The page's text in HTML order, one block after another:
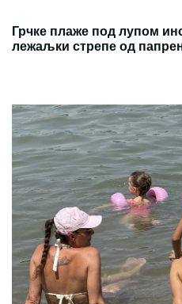
Грчке плаже под лупом
лежаљки стрепе од